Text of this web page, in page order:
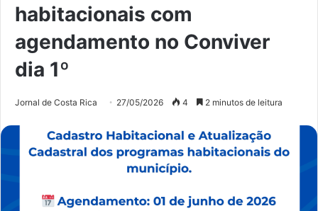
habitacionais com
agendamento no Conviver
dia 1º
Jornal de Costa Rica 27/05/2026 4 2 minutos de leitura